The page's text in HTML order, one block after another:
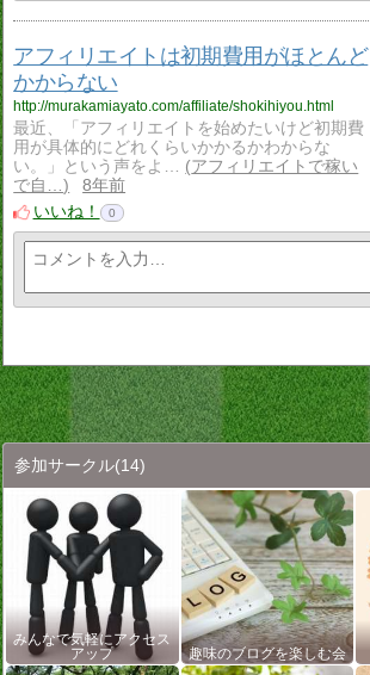
アフィリエイトは初期費用がほとんど
かからない
http://murakamiayato.com/affiliate/shokihiyou.html
最近、「アフィリエイトを始めたいけど初期費
用が具体的にどれくらいかかるかわからな
い。」という声をよ…
アフィリエイトで稼い
で自…
8年前
いいね！
0
参加サークル(14)
みんなで気軽にアクセス
アップ
趣味のブログを楽しむ会